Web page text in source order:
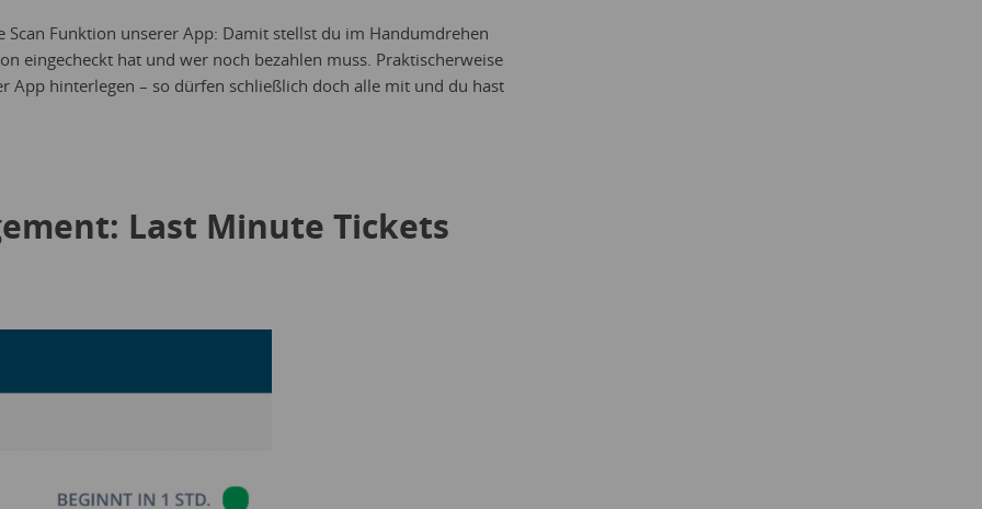
Funktion unserer App: Damit stellst du im Handumdrehen
eingecheckt hat und wer noch bezahlen muss. Praktischerweise
App hinterlegen – so dürfen schließlich doch alle mit und du hast
Last Minute Tickets